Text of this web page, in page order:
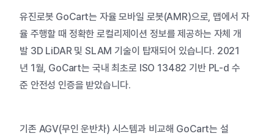
유진로봇 GoCart는 자율 모바일 로봇(AMR)으로 맵에서 자
율 주행할 때 정확한 로컬리제이션 정보를 제공하는 자체 개
발3D LiDAR 및 SLAM 기술이 탑재되어 있습니다. 2021
년 1월 , GoCart는 국내 최초로 ISO 13482 기반PL-d 수
준 안전성 인증을 받았습니다.
기존 AGV(무인 운반차) 시스템과 비교해 GoCart는 설